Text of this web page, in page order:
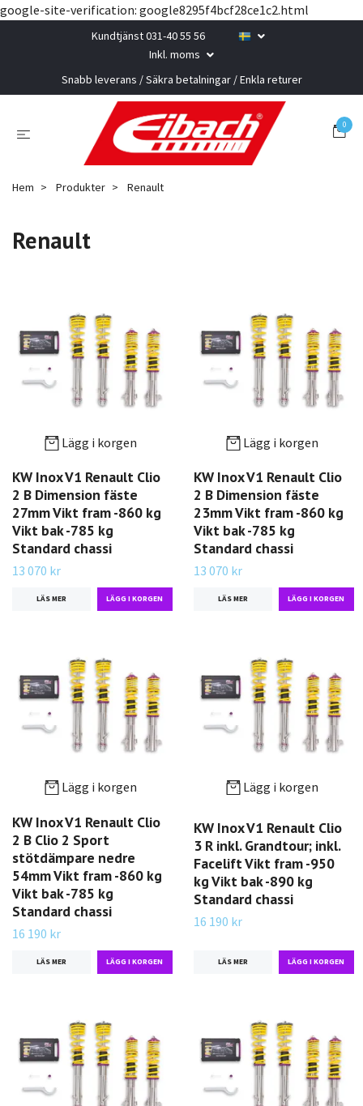
google-site-verification: google8295f4bcf28ce1c2.html
Kundtjänst 031-40 55 56
Inkl. moms
Snabb leverans / Säkra betalningar / Enkla returer
0
Hem Produkter Renault
Renault
Lägg i korgen
KW Inox V1 Renault Clio
2 B Dimension fäste
27mm Vikt fram -860 kg
Vikt bak -785 kg
Standard chassi
13 070 kr
LÄS MER
Lägg i korgen
KW Inox V1 Renault Clio
2 B Dimension fäste
23mm Vikt fram -860 kg
Vikt bak -785 kg
Standard chassi
13 070 kr
LÄS MER
Lägg i korgen
KW Inox V1 Renault Clio
2 B Clio 2 Sport
stötdämpare nedre
54mm Vikt fram -860 kg
Vikt bak -785 kg
Standard chassi
16 190 kr
LÄS MER
Lägg i korgen
KW Inox V1 Renault Clio
3 R inkl. Grandtour; inkl.
Facelift Vikt fram -950
kg Vikt bak -890 kg
Standard chassi
16 190 kr
LÄS MER